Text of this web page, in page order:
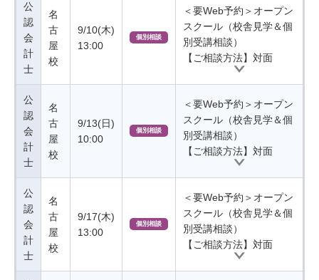
公
認
会
計
士
名
古
屋
校
9/10(木)
13:00
個別相談
＜要Web予約＞オープン
スクール（校舎見学＆個
別受講相談）
【ご相談方法】対面
公
認
会
計
士
名
古
屋
校
9/13(日)
10:00
個別相談
＜要Web予約＞オープン
スクール（校舎見学＆個
別受講相談）
【ご相談方法】対面
公
認
会
計
士
名
古
屋
校
9/17(木)
13:00
個別相談
＜要Web予約＞オープン
スクール（校舎見学＆個
別受講相談）
【ご相談方法】対面